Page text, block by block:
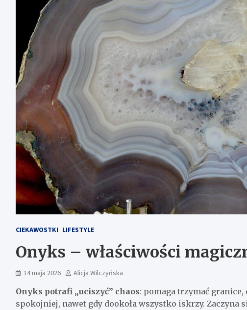
CIEKAWOSTKI LIFESTYLE
Onyks – właściwości
14 maja 2026 Alicja Wilczyńska
Onyks potrafi „uciszyć” chaos: pomaga trzymać granice,
spokojniej, nawet gdy dookoła wszystko iskrzy.